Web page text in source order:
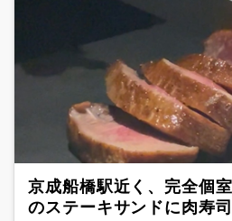
京成船橋駅近く、完全個
のステーキサンドに肉寿